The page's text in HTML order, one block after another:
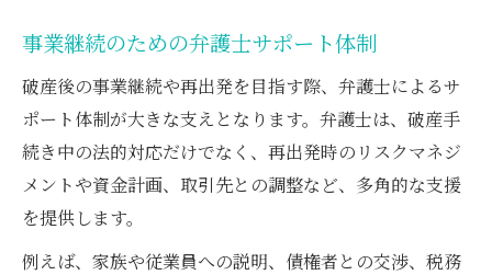
事業継続のための弁護士サポート体制
破産後の事業継続や再出発を目指す際、弁護士によるサ
ポート体制が大きな支えとなります。弁護士は、破産手
続き中の法的対応だけでなく、再出発時のリスクマネジ
メントや資金計画、取引先との調整など、多角的な支援
を提供します。
例えば、家族や従業員への説明、債権者との交渉、税務